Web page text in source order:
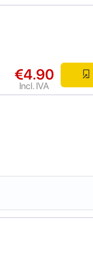
€4.90
Incl. IVA